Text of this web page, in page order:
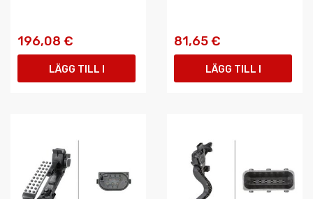
196,08 €
LÄGG TILL I
81,65 €
LÄGG TILL I